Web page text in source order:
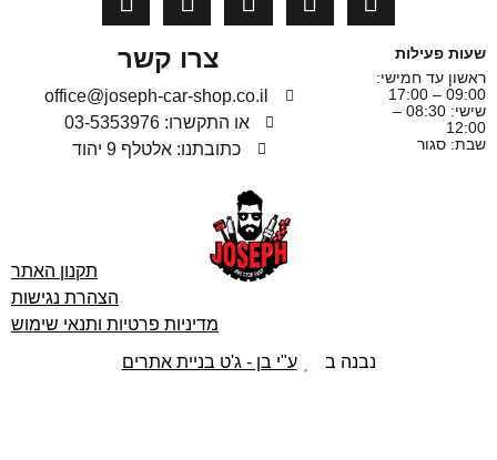
שעות פעילות
ראשון עד חמישי:
09:00 – 17:00
שישי: 08:30 –
12:00
שבת: סגור
צרו קשר
office@joseph-car-shop.co.il
או התקשרו: 03-5353976
כתובתנו: אלטלף 9 יהוד
תקנון האתר
הצהרת נגישות
מדיניות פרטיות ותנאי שימוש
נבנה ב
ע"י בן - ג'ט בניית אתרים